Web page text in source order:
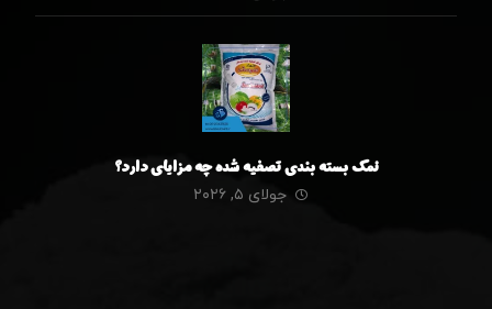
نمک بسته بندی تصفیه شده چه مزایای دارد؟
جولای ۵, ۲۰۲۶